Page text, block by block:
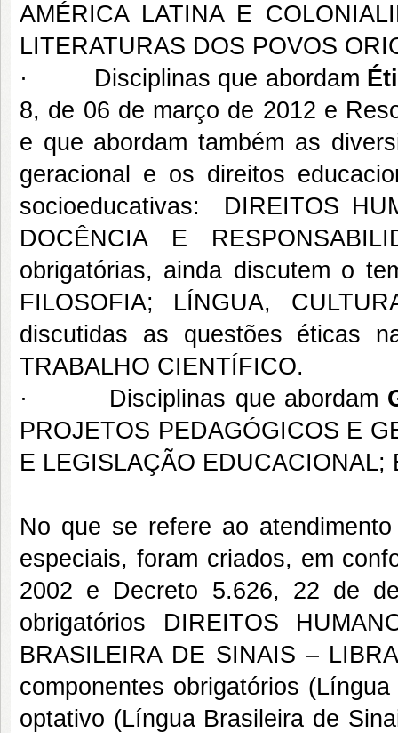
AMÉRICA LATINA E
LITERATURAS DOS POVOS
· Disciplinas que abordam
8, de 06 de março de 2012 e
e que abordam também as
geracional e os direitos
socioeducativas: DIREITOS
DOCÊNCIA E
obrigatórias, ainda discutem o
FILOSOFIA; LÍNGUA,
discutidas as questões éticas
TRABALHO CIENTÍFICO.
· Disciplinas que abordam
PROJETOS PEDAGÓGICOS E
E LEGISLAÇÃO
No que se refere ao
especiais, foram criados, em
2002 e Decreto 5.626, 22 de
obrigatórios DIREITOS
BRASILEIRA DE SINAIS –
componentes obrigatórios
optativo (Língua Brasileira de